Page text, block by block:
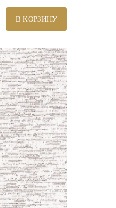
В КОРЗИНУ